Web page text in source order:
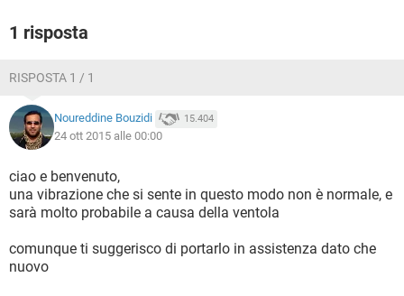
1 risposta
RISPOSTA 1 / 1
Noureddine Bouzidi 15.404
24 ott 2015 alle 00:00
ciao e benvenuto,
una vibrazione che si sente in questo modo non è normale, e
sarà molto probabile a causa della ventola
comunque ti suggerisco di portarlo in assistenza dato che
nuovo